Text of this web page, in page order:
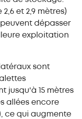
et 2,9 mètres)
dépasser
exploitation
sont
jusqu'à 15 mètres
allées encore
ce qui augmente